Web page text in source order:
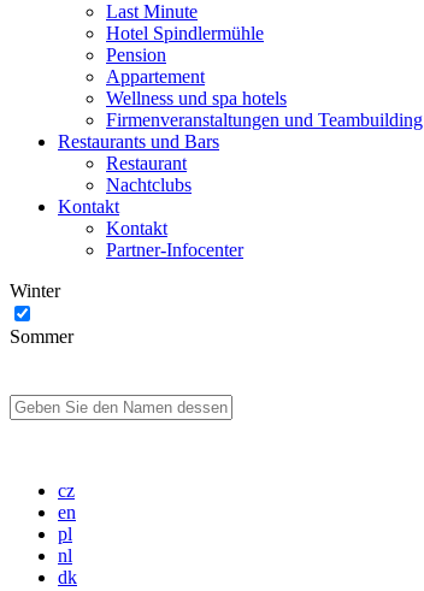
Last Minute
Hotel Spindlermühle
Pension
Appartement
Wellness und spa hotels
Firmenveranstaltungen und Teambuilding
Restaurants und Bars
Restaurant
Nachtclubs
Kontakt
Kontakt
Partner-Infocenter
Winter
Sommer
cz
en
pl
nl
dk